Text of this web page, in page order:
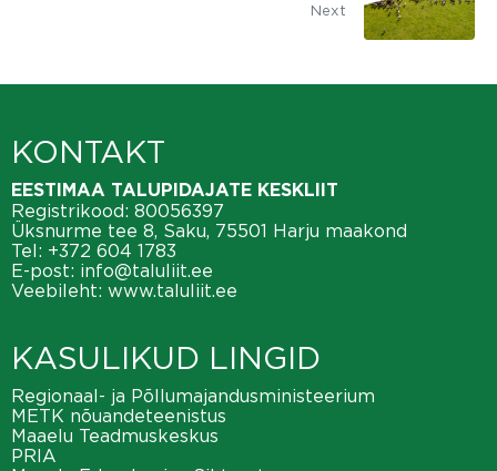
Next
KONTAKT
EESTIMAA TALUPIDAJATE KESKLIIT
Registrikood: 80056397
Üksnurme tee 8, Saku, 75501 Harju maakond
Tel: +372 604 1783
E-post: info@taluliit.ee
Veebileht: www.taluliit.ee
KASULIKUD LINGID
Regionaal- ja Põllumajandusministeerium
METK nõuandeteenistus
Maaelu Teadmuskeskus
PRIA